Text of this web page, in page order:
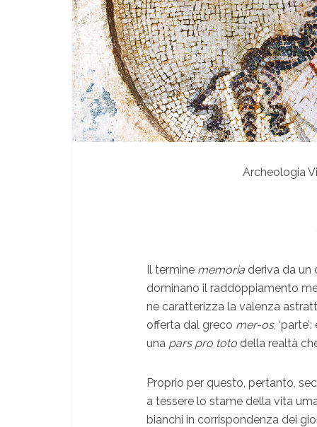
Archeologia
Il termine memoria deriva da
dominano il raddoppiamento
ne caratterizza la valenza
offerta dal greco mer-os,
una pars pro toto della realtà
Proprio per questo, pertanto,
a tessere lo stame della vita
bianchi in corrispondenza dei